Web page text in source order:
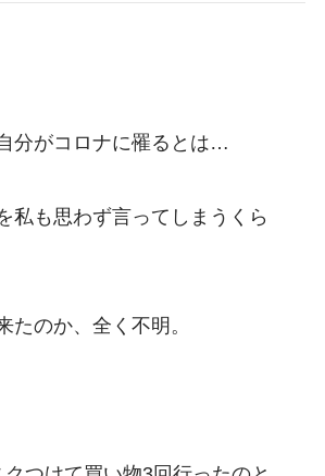
分がコロナに罹るとは…
私も思わず言ってしまうくら
たのか、全く不明。